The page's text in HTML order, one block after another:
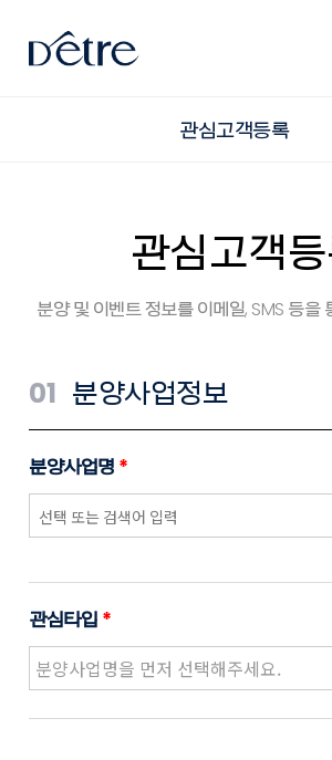
관심고객등록
관심고객
분양 및 이벤트 정보를 이메일, SMS 등을
01 분양사업정보
분양사업명 *
관심타입 *